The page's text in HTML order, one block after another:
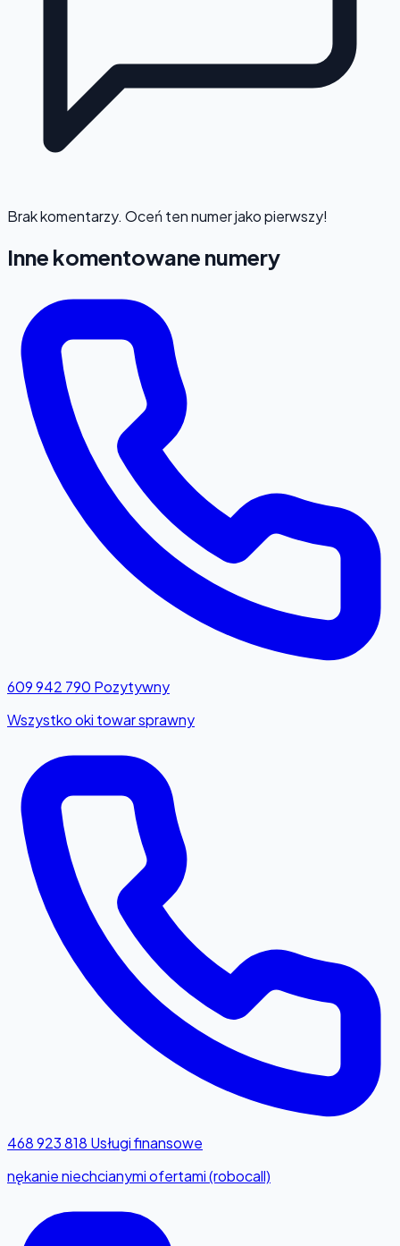
Brak komentarzy. Oceń ten numer jako pierwszy!
Inne komentowane numery
609 942 790 Pozytywny
Wszystko oki towar sprawny
468 923 818 Usługi finansowe
nękanie niechcianymi ofertami (robocall)